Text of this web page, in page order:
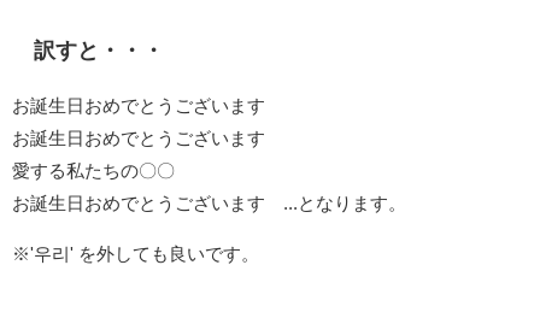
訳すと・・・
お誕生日おめでとうございます
お誕生日おめでとうございます
愛する私たちの〇〇
お誕生日おめでとうございます ...となります。
※'우리' を外しても良いです。